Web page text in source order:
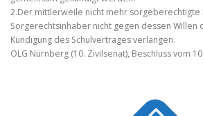
2.Der mittlerweile nicht mehr sorgeberechtigte
Sorgerechtsinhaber nicht gegen dessen Willen
Kündigung des Schulvertrages verlangen.
OLG Nürnberg (10. Zivilsenat), Beschluss vom